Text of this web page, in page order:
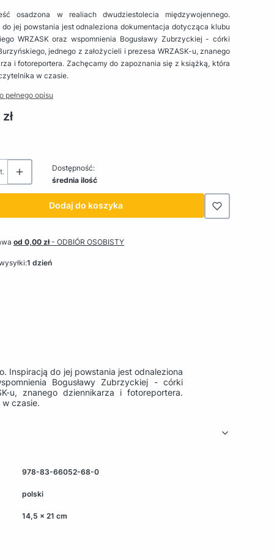
osadzona w realiach dwudziestolecia międzywojennego.
do jej powstania jest odnaleziona dokumentacja dotycząca klubu
WRZASK oraz wspomnienia Bogusławy Zubrzyckiej - córki
jednego z założycieli i prezesa WRZASK-u, znanego
i fotoreportera. Zachęcamy do zapoznania się z książką, która
w czasie.
pełnego opisu
Dostępność:
średnia ilość
Dodaj do koszyka
od 0,00 zł- ODBIÓR OSOBISTY
1 dzień
Inspiracją do jej powstania jest odnaleziona
Bogusławy Zubrzyckiej - córki
u, znanego dziennikarza i fotoreportera.
czasie.
978-83-66052-68-0
polski
14,5 x 21 cm